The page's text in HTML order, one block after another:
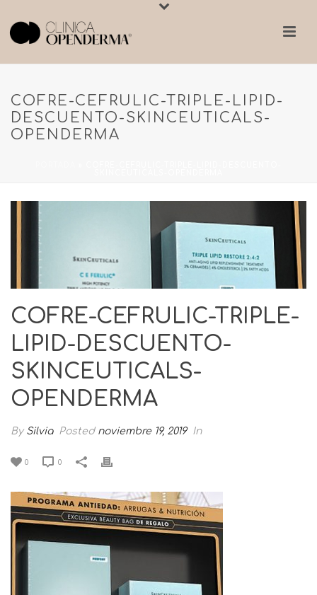
COFRE-CEFRULIC-TRIPLE-LIPID-
DESCUENTO-SKINCEUTICALS-
OPENDERMA
COFRE-CEFRULIC-TRIPLE-
LIPID-DESCUENTO-
SKINCEUTICALS-
OPENDERMA
By Silvia Posted noviembre 19, 2019 In
0 0